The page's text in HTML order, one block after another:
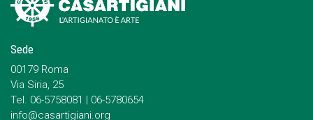
Sede
00179 Roma
Via Siria, 25
Tel. 06-5758081 | 06-5780654
info@casartigiani.org